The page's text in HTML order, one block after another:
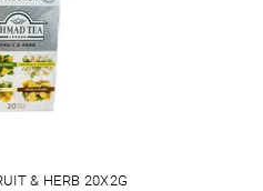
& HERB 20X2G